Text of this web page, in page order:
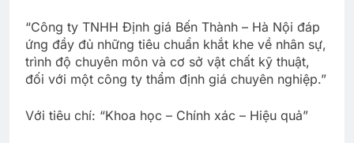
“Công ty TNHH Định giá Bến Thành – Hà Nội đáp
ứng đầy đủ những tiêu chuẩn khắt khe về nhân sự,
trình độ chuyên môn và cơ sở vật chất kỹ thuật,
đối với một công ty thẩm định giá chuyên nghiệp.”
Với tiêu chí: “Khoa học – Chính xác – Hiệu quả”